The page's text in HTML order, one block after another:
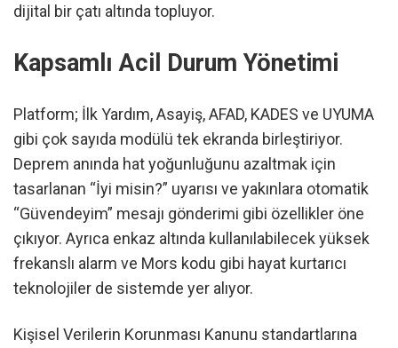
dijital bir çatı altında topluyor.
Kapsamlı Acil Durum Yönetimi
Platform; İlk Yardım, Asayiş, AFAD, KADES ve UYUMA
gibi çok sayıda modülü tek ekranda birleştiriyor.
Deprem anında hat yoğunluğunu azaltmak için
tasarlanan “İyi misin?” uyarısı ve yakınlara otomatik
“Güvendeyim” mesajı gönderimi gibi özellikler öne
çıkıyor. Ayrıca enkaz altında kullanılabilecek yüksek
frekanslı alarm ve Mors kodu gibi hayat kurtarıcı
teknolojiler de sistemde yer alıyor.
Kişisel Verilerin Korunması Kanunu standartlarına